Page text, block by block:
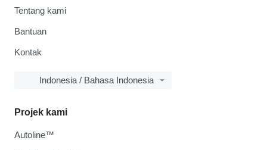
Tentang kami
Bantuan
Kontak
Indonesia / Bahasa Indonesia
Projek kami
Autoline™